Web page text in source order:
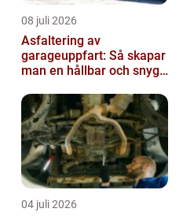
08 juli 2026
Asfaltering av
garageuppfart: Så skapar
man en hållbar och snygg
04 juli 2026